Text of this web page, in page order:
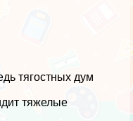
тягостных дум
тяжелые